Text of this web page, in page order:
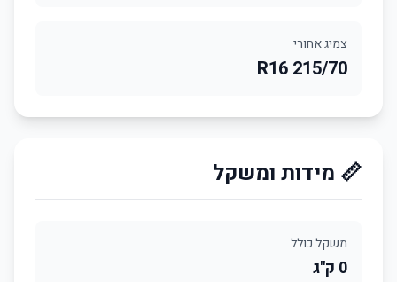
צמיג אחורי
215/70 R16
📏 מידות ומשקל
משקל כולל
0 ק"ג